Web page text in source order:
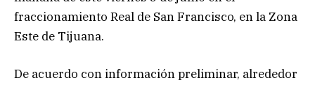
fraccionamiento Real de San Francisco, en la Zona
Este de Tijuana.
De acuerdo con información preliminar, alrededor